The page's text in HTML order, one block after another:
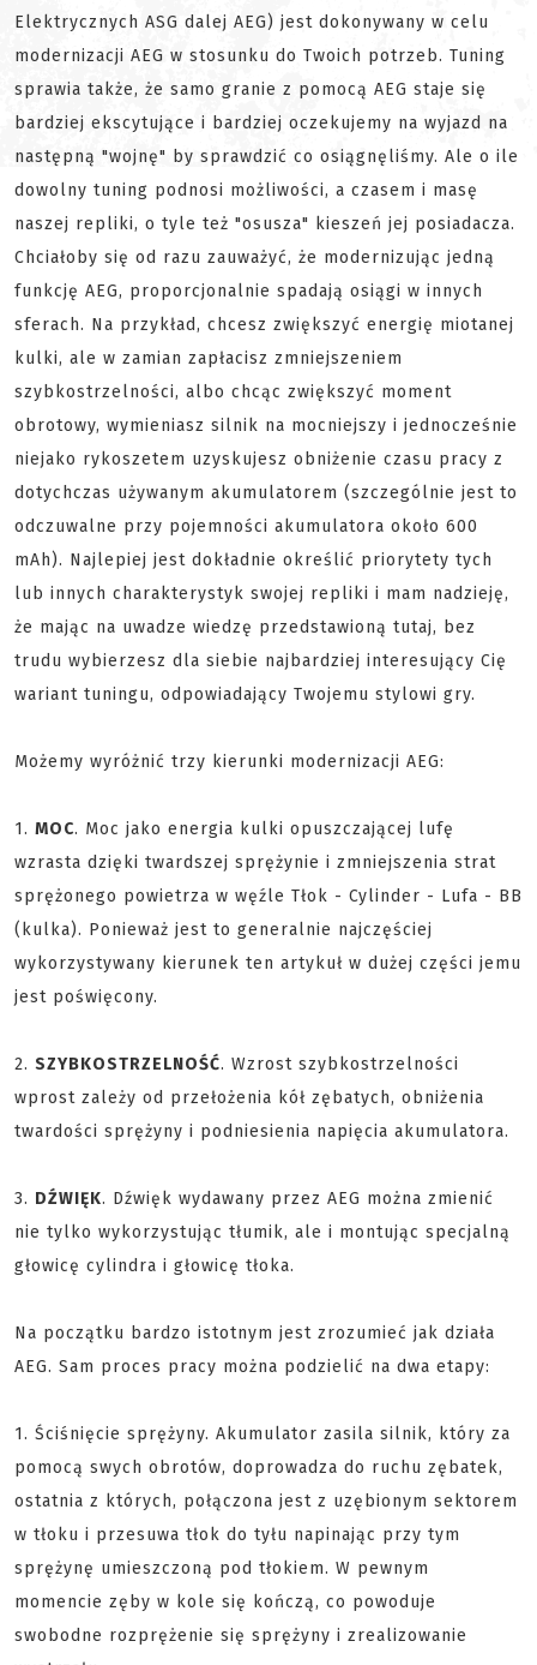
Elektrycznych ASG dalej AEG) jest dokonywany w celu
modernizacji AEG w stosunku do Twoich potrzeb. Tuning
sprawia także, że samo granie z pomocą AEG staje się
bardziej ekscytujące i bardziej oczekujemy na wyjazd na
następną "wojnę" by sprawdzić co osiągnęliśmy. Ale o ile
dowolny tuning podnosi możliwości, a czasem i masę
naszej repliki, o tyle też "osusza" kieszeń jej posiadacza.
Chciałoby się od razu zauważyć, że modernizując jedną
funkcję AEG, proporcjonalnie spadają osiągi w innych
sferach. Na przykład, chcesz zwiększyć energię miotanej
kulki, ale w zamian zapłacisz zmniejszeniem
szybkostrzelności, albo chcąc zwiększyć moment
obrotowy, wymieniasz silnik na mocniejszy i jednocześnie
niejako rykoszetem uzyskujesz obniżenie czasu pracy z
dotychczas używanym akumulatorem (szczególnie jest to
odczuwalne przy pojemności akumulatora około 600
mAh). Najlepiej jest dokładnie określić priorytety tych
lub innych charakterystyk swojej repliki i mam nadzieję,
że mając na uwadze wiedzę przedstawioną tutaj, bez
trudu wybierzesz dla siebie najbardziej interesujący Cię
wariant tuningu, odpowiadający Twojemu stylowi gry.
Możemy wyróżnić trzy kierunki modernizacji AEG:
1. MOC. Moc jako energia kulki opuszczającej lufę
wzrasta dzięki twardszej sprężynie i zmniejszenia strat
sprężonego powietrza w węźle Tłok - Cylinder - Lufa - BB
(kulka). Ponieważ jest to generalnie najczęściej
wykorzystywany kierunek ten artykuł w dużej części jemu
jest poświęcony.
2. SZYBKOSTRZELNOŚĆ. Wzrost szybkostrzelności
wprost zależy od przełożenia kół zębatych, obniżenia
twardości sprężyny i podniesienia napięcia akumulatora.
3. DŹWIĘK. Dźwięk wydawany przez AEG można zmienić
nie tylko wykorzystując tłumik, ale i montując specjalną
głowicę cylindra i głowicę tłoka.
Na początku bardzo istotnym jest zrozumieć jak działa
AEG. Sam proces pracy można podzielić na dwa etapy:
1. Ściśnięcie sprężyny. Akumulator zasila silnik, który za
pomocą swych obrotów, doprowadza do ruchu zębatek,
ostatnia z których, połączona jest z uzębionym sektorem
w tłoku i przesuwa tłok do tyłu napinając przy tym
sprężynę umieszczoną pod tłokiem. W pewnym
momencie zęby w kole się kończą, co powoduje
swobodne rozprężenie się sprężyny i zrealizowanie